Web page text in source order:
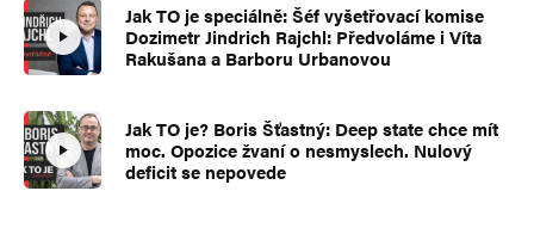
Jak TO je speciálně: Šéf vyšetřovací komise
Dozimetr Jindrich Rajchl: Předvoláme i Víta
Rakušana a Barboru Urbanovou
Jak TO je? Boris Šťastný: Deep state chce mít
moc. Opozice žvaní o nesmyslech. Nulový
deficit se nepovede